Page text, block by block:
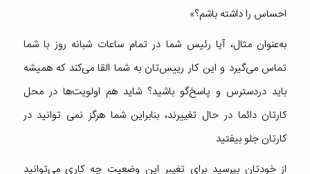
احساس را داشته باشم؟»
به‌عنوان مثال، آیا رئیس شما در تمام ساعات شبانه روز با شما
تماس می‌گیرد و این کار رییس‌تان به شما القا می‌کند که همیشه
باید دردسترس و پاسخ‌گو باشید؟ شاید هم اولویت‌ها در محل
کارتان دائما در حال تغییرند، بنابراین شما هرگز نمی توانید در
کارتان جلو بیفتید
از خودتان بپرسید برای تغییر این وضعیت چه کاری می‌توانید